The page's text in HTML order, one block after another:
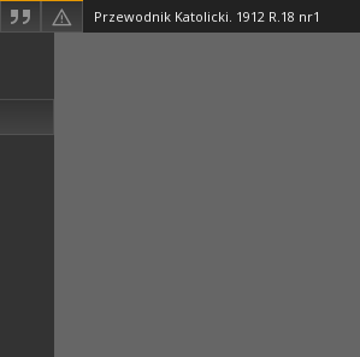
Przewodnik Katolicki. 1912 R.18 nr1